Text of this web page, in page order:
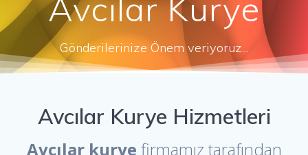
Avcılar Kurye
Gönderilerinize Önem veriyoruz...
Avcılar Kurye Hizmetleri
Avcılar kurye firmamız tarafından